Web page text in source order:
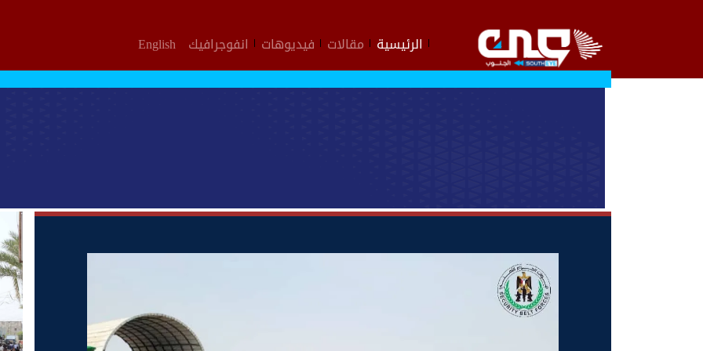
الرئيسية مقالات فيديوهات انفوجرافيك English